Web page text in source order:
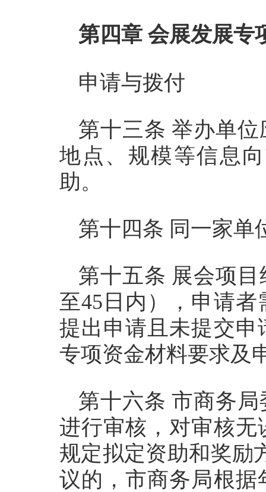
第四章 会展发展专
申请与拨付
第十三条 举办单
地点、规模等信息
助。
第十四条 同一家单
第十五条 展会项
至45日内），申请
提出申请且未提交
专项资金材料要求及
第十六条 市商务
进行审核，对审核
规定拟定资助和奖励
议的，市商务局根